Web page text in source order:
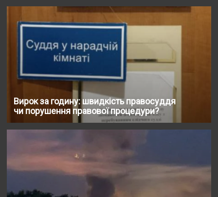
Вирок за годину: швидкість правосуддя
чи порушення правової процедури?